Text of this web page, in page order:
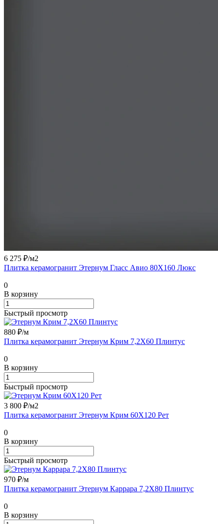
6 275 ₽/м2
Плитка керамогранит Этернум Гласс Авио 80X160 Люкс
0
В корзину
Быстрый просмотр
880 ₽/м
Плитка керамогранит Этернум Крим 7,2X60 Плинтус
0
В корзину
Быстрый просмотр
3 800 ₽/м2
Плитка керамогранит Этернум Крим 60X120 Рет
0
В корзину
Быстрый просмотр
970 ₽/м
Плитка керамогранит Этернум Каррара 7,2X80 Плинтус
0
В корзину